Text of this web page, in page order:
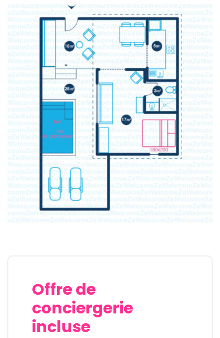
✅ Serviettes et linge de lit inclus
✅ Système de réserve d’eau pour éviter les
coupures
✅ Ménage de qualité inclus avant votre arrivée et
après votre départ
ℹ️ Les fêtes ne sont pas autorisées par respect pour
le voisinage
L'expérience ZeWelcome
🛎 Avec ZeWelcome, offrez-vous une expérience de
séjour incomparable. Notre équipe se tient à votre
disposition pour vous assurer un séjour parfait. À
votre arrivée, notre concierge dédié vous
accueillera avec un rafraîchissement et un cocktail
de bienvenue.
Que vous ayez besoin de conseils pour vos
excursions, de louer un véhicule ou de toute autre
assistance, nous sommes là pour vous. Découvrez
Numéro d'enregistrement : 97125000197CO
Offre de
conciergerie
incluse